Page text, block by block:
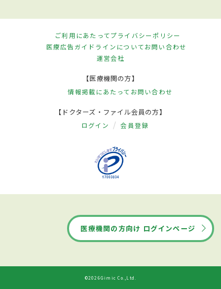
ご利用にあたってプライバシーポリシー
医療広告ガイドラインについてお問い合わせ
運営会社
【医療機関の方】
情報掲載にあたって お問い合わせ
【ドクターズ・ファイル会員の方】
ログイン 会員登録
医療機関の方向け ログインページ
©2026Gimic Co.,Ltd.